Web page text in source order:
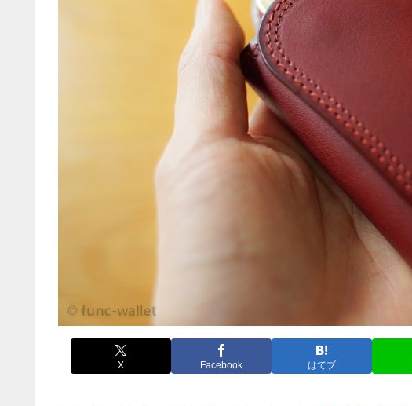
X Facebook はてブ